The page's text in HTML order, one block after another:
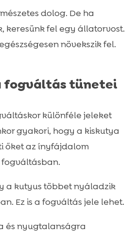
dolog. De ha
keresünk fel egy állatorvost.
növekszik fel.
fogváltás tünetei
különféle jeleket
gyakori, hogy a kiskutya
őket az ínyfájdalom
fogváltásban.
a kutyus többet nyáladzik
Ez is a fogváltás jele lehet.
és nyugtalanságra